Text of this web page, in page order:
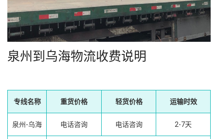
泉州到乌海物流收费说明
专线名称 重货价格 轻货价格 运输时效
泉州-乌海 电话咨询 电话咨询 2-7天